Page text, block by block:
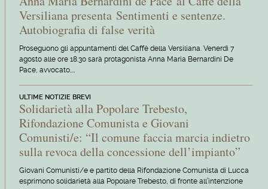
Versiliana presenta Sentimenti e sentenze.
Autobiografia di false verità
Proseguono gli appuntamenti del Caffè della Versiliana. Venerdì 7
agosto alle ore 18.30 sarà protagonista Anna Maria Bernardini De
Pace, avvocato,…
ULTIME NOTIZIE BREVI
Solidarietà alla Popolare Trebesto,
Rifondazione Comunista e Giovani
Comunisti/e: “Il comune faccia marcia indietro
sulla revoca della concessione dell’impianto”
Giovani Comunisti/e e partito della Rifondazione Comunista di Lucca
esprimono solidarietà alla Popolare Trebesto, di fronte all’intenzione